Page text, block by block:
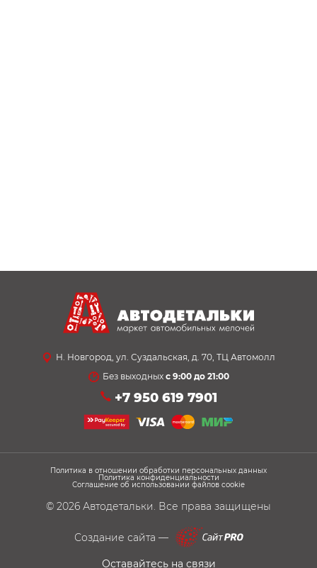
Н. Новгород, ул. Суздальская, д. 70, ТЦ Автомолл
Без выходных с 9:00 до 21:00
+7 950 619 7901
Политика в отношении обработки персональных данных
Политика конфиденциальности
Соглашение об использовании файлов cookie
© 2026 Автодетальки. Все права защищены
Оставайтесь на связи
Создание сайта —